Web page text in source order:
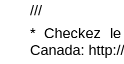
///
* Checkez
Canada: